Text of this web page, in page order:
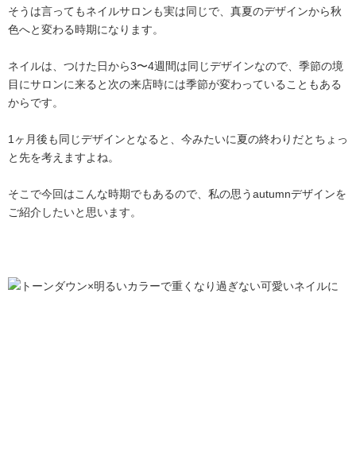
そうは言ってもネイルサロンも実は同じで、真夏のデザインから秋
色へと変わる時期になります。
ネイルは、つけた日から3〜4週間は同じデザインなので、季節の境
目にサロンに来ると次の来店時には季節が変わっていることもある
からです。
1ヶ月後も同じデザインとなると、今みたいに夏の終わりだとちょっ
と先を考えますよね。
そこで今回はこんな時期でもあるので、私の思うautumnデザインを
ご紹介したいと思います。